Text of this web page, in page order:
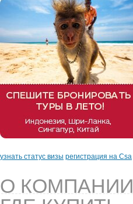
узнать статус визы регистрация на Csa
О КОМПАНИИ